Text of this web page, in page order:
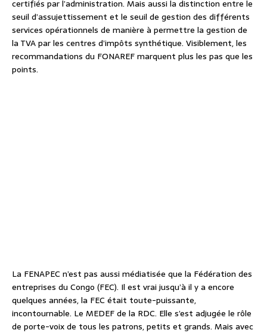
certifiés par l’administration. Mais aussi la distinction entre le
seuil d’assujettissement et le seuil de gestion des différents
services opérationnels de manière à permettre la gestion de
la TVA par les centres d’impôts synthétique. Visiblement, les
recommandations du FONAREF marquent plus les pas que les
points.
La FENAPEC n’est pas aussi médiatisée que la Fédération des
entreprises du Congo (FEC). Il est vrai jusqu’à il y a encore
quelques années, la FEC était toute-puissante,
incontournable. Le MEDEF de la RDC. Elle s’est adjugée le rôle
de porte-voix de tous les patrons, petits et grands. Mais avec